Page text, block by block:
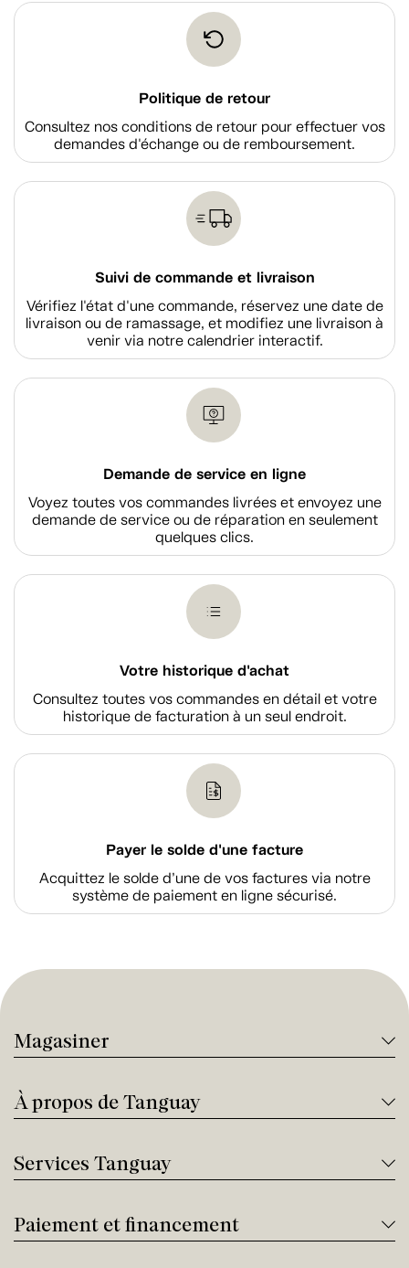
Politique de retour
Consultez nos conditions de retour pour effectuer vos
demandes d'échange ou de remboursement.
Suivi de commande et livraison
Vérifiez l'état d'une commande, réservez une date de
livraison ou de ramassage, et modifiez une livraison à
venir via notre calendrier interactif.
Demande de service en ligne
Voyez toutes vos commandes livrées et envoyez une
demande de service ou de réparation en seulement
quelques clics.
Votre historique d'achat
Consultez toutes vos commandes en détail et votre
historique de facturation à un seul endroit.
Payer le solde d'une facture
Acquittez le solde d’une de vos factures via notre
système de paiement en ligne sécurisé.
Magasiner
À propos de Tanguay
Services Tanguay
Paiement et financement